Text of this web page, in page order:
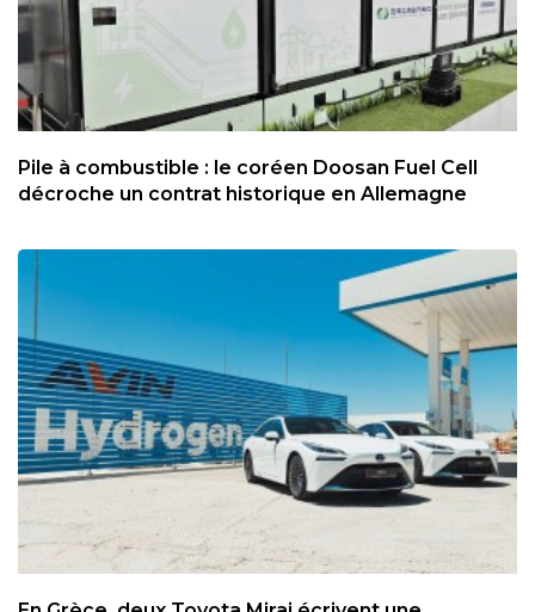
Pile à combustible : le coréen Doosan Fuel Cell
décroche un contrat historique en Allemagne